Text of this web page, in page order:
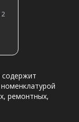
2
содержит
ремонтных,